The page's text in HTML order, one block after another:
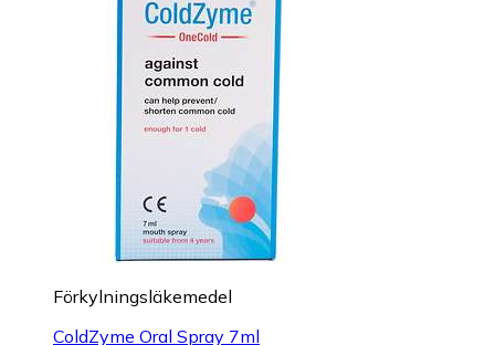
Förkylningsläkemedel
ColdZyme Oral Spray 7ml